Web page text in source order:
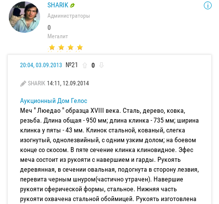
SHARIK
Администраторы
0
Мегалит
20:04, 03.09.2013 №21 0
SHARIK 14:11, 12.09.2014
Аукционный Дом Гелос
Меч " Люедао " образца XVIII века. Сталь, дерево, ковка,
резьба. Длина общая - 950 мм; длина клинка - 735 мм; ширина
клинка у пяты - 43 мм. Клинок стальной, кованый, слегка
изогнутый, однолезвийный, с одним узким долом; на боевом
конце со скосом. В пяте сечение клинка клиновидное. Эфес
меча состоит из рукояти с навершием и гарды. Рукоять
деревянная, в сечении овальная, подогнута в сторону лезвия,
перевита черным шнуром(частично утрачен). Навершие
рукояти сферической формы, стальное. Нижняя часть
рукояти охвачена стальной обоймицей. Рукоять изготовлена